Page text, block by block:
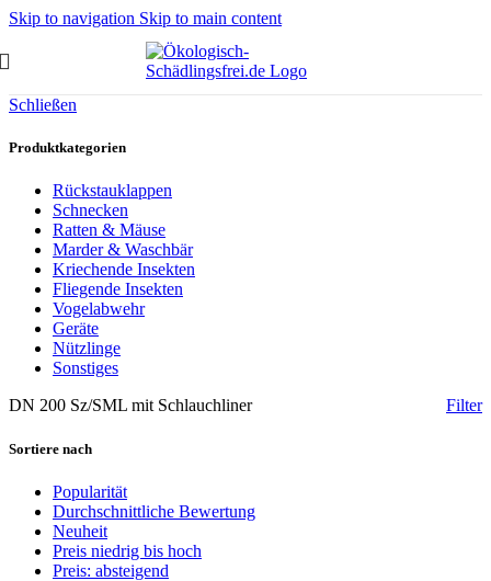
Skip to navigation Skip to main content
Schließen
Produktkategorien
Rückstauklappen
Schnecken
Ratten & Mäuse
Marder & Waschbär
Kriechende Insekten
Fliegende Insekten
Vogelabwehr
Geräte
Nützlinge
Sonstiges
DN 200 Sz/SML mit Schlauchliner
Filter
Sortiere nach
Popularität
Durchschnittliche Bewertung
Neuheit
Preis niedrig bis hoch
Preis: absteigend